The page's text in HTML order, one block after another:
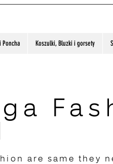
Poncha Koszulki, Bluzki i gorsety
are same they